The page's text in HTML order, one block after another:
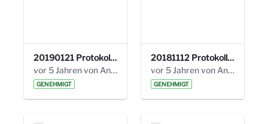
20190121 Protokoll 25. Steuerungskreis.pdf
vor 5 Jahren von Anni Schlumberger
GENEHMIGT
20181112 Protokoll 24. Steuerungskreis.pdf
vor 5 Jahren von Anni Schlumberger
GENEHMIGT